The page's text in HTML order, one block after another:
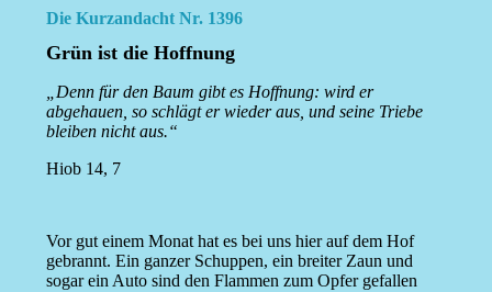
Die Kurzandacht Nr. 1396
Grün ist die Hoffnung
„Denn für den Baum gibt es Hoffnung: wird er
abgehauen, so schlägt er wieder aus, und seine Triebe
bleiben nicht aus.“
Hiob 14, 7
Vor gut einem Monat hat es bei uns hier auf dem Hof
gebrannt. Ein ganzer Schuppen, ein breiter Zaun und
sogar ein Auto sind den Flammen zum Opfer gefallen